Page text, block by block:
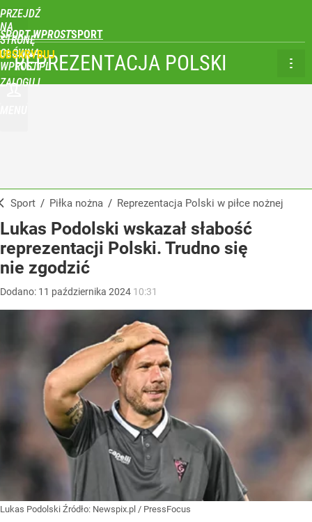
PRZEJDŹ
NA
STRONĘ
GŁÓWNĄ
WPROST.PL
SPORT WPROST
ZALOGUJ
REPREZENTACJA POLSKI
Sport / Piłka nożna / Reprezentacja Polski w piłce nożnej
Lukas Podolski wskazał słabość
reprezentacji Polski. Trudno się
nie zgodzić
Dodano: 11 października 2024 10:31
Lukas Podolski Źródło: Newspix.pl / PressFocus